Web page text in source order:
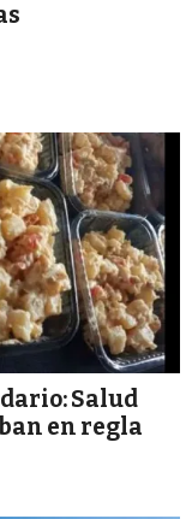
Salud
en regla